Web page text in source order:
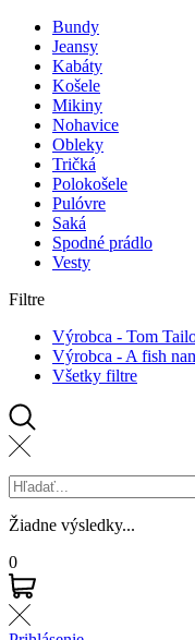
Bundy
Jeansy
Kabáty
Košele
Mikiny
Nohavice
Obleky
Tričká
Polokošele
Pulóvre
Saká
Spodné prádlo
Vesty
Filtre
Výrobca - Tom
Výrobca - A fish
Všetky filtre
Žiadne výsledky...
0